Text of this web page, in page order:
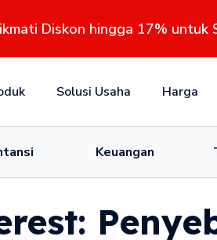
Diskon hingga 17% untuk
Solusi Usaha Harga
Keuangan